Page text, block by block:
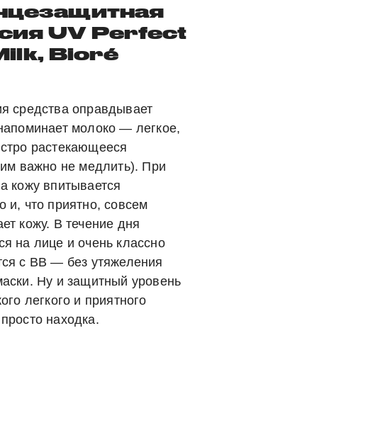
UV Perfect
Bioré
средства оправдывает
молоко — легкое,
растекающееся
важно не медлить). При
кожу впитывается
и, что приятно, совсем
кожу. В течение дня
на лице и очень классно
с BB — без утяжеления
Ну и защитный уровень
легкого и приятного
находка.